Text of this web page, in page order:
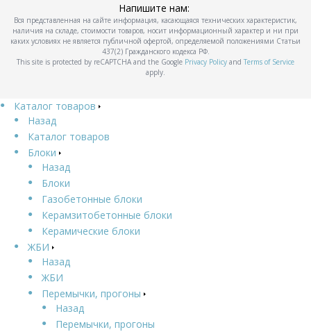
Напишите нам:
Вся представленная на сайте информация, касающаяся технических характеристик,
наличия на складе, стоимости товаров, носит информационный характер и ни при
каких условиях не является публичной офертой, определяемой положениями Статьи
437(2) Гражданского кодекса РФ.
This site is protected by reCAPTCHA and the Google Privacy Policy and Terms of Service
apply.
Каталог товаров
Назад
Каталог товаров
Блоки
Назад
Блоки
Газобетонные блоки
Керамзитобетонные блоки
Керамические блоки
ЖБИ
Назад
ЖБИ
Перемычки, прогоны
Назад
Перемычки, прогоны